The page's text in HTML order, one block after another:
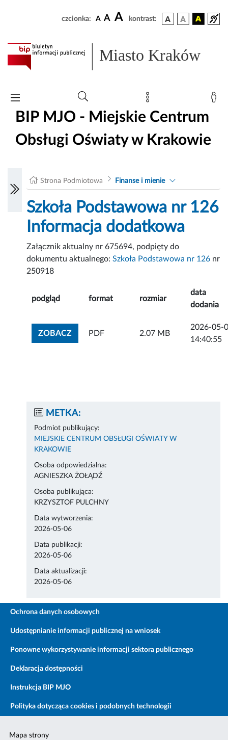
czcionka: A A A kontrast:
Miasto Kraków
BIP MJO - Miejskie Centrum
Obsługi Oświaty w Krakowie
Strona Podmiotowa Finanse i mienie
Szkoła Podstawowa nr 126
Informacja dodatkowa
Załącznik aktualny nr 675694, podpięty do
dokumentu aktualnego:Szkoła Podstawowa nr 126 nr
250918
podgląd format rozmiar
data
dodania
ZOBACZZOBACZ ZAŁĄCZNIK
PDF 2.07 MB
2026-05-
14:40:55
METKA:
Podmiot publikujący:
MIEJSKIE CENTRUM OBSŁUGI OŚWIATY W
KRAKOWIE
Osoba odpowiedzialna:
AGNIESZKA ŻOŁĄDŹ
Osoba publikująca:
KRZYSZTOF PULCHNY
Data wytworzenia:
2026-05-06
Data publikacji:
2026-05-06
Data aktualizacji:
2026-05-06
Ochrona danych osobowych
Udostępnianie informacji publicznej na wniosek
Ponowne wykorzystywanie informacji sektora publicznego
Deklaracja dostępności
Instrukcja BIP MJO
Polityka dotycząca cookies i podobnych technologii
Mapa strony